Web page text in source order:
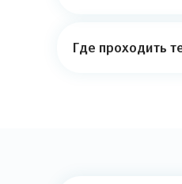
Где проходить